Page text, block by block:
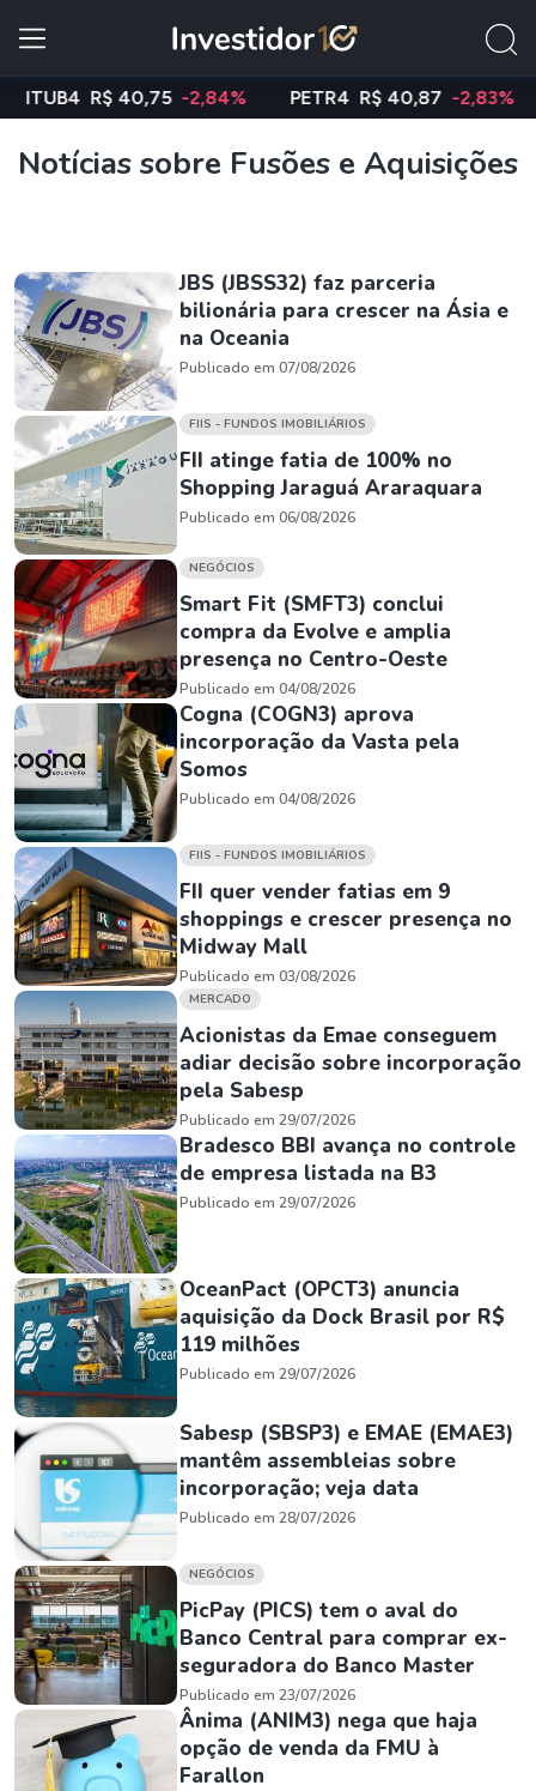
R$ 40,75 -2,84% PETR4 R$ 40,87 -2,83%
Notícias sobre Fusões e Aquisições
JBS (JBSS32) faz parceria
bilionária para crescer na Ásia e
na Oceania
Publicado em 07/08/2026
FIIS - FUNDOS IMOBILIÁRIOS
FII atinge fatia de 100% no
Shopping Jaraguá Araraquara
Publicado em 06/08/2026
NEGÓCIOS
Smart Fit (SMFT3) conclui
compra da Evolve e amplia
presença no Centro-Oeste
Publicado em 04/08/2026
Cogna (COGN3) aprova
incorporação da Vasta pela
Somos
Publicado em 04/08/2026
FIIS - FUNDOS IMOBILIÁRIOS
FII quer vender fatias em 9
shoppings e crescer presença no
Midway Mall
Publicado em 03/08/2026
MERCADO
Acionistas da Emae conseguem
adiar decisão sobre incorporação
pela Sabesp
Publicado em 29/07/2026
Bradesco BBI avança no controle
de empresa listada na B3
Publicado em 29/07/2026
OceanPact (OPCT3) anuncia
aquisição da Dock Brasil por R$
119 milhões
Publicado em 29/07/2026
Sabesp (SBSP3) e EMAE (EMAE3)
mantêm assembleias sobre
incorporação; veja data
Publicado em 28/07/2026
NEGÓCIOS
PicPay (PICS) tem o aval do
Banco Central para comprar ex-
seguradora do Banco Master
Publicado em 23/07/2026
Ânima (ANIM3) nega que haja
opção de venda da FMU à
Farallon